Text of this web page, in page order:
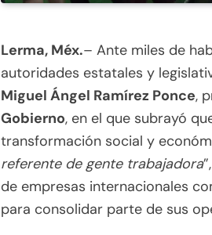
Lerma, Méx.– Ante miles de
autoridades estatales y
Miguel Ángel Ramírez Ponce,
Gobierno, en el que subrayó
transformación social y
referente de gente trabajadora
de empresas internacionales
para consolidar parte de sus